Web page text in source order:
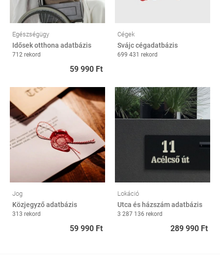
Egészségügy
Idősek otthona adatbázis
712 rekord
59 990 Ft
Cégek
Svájc cégadatbázis
699 431 rekord
Jog
Közjegyző adatbázis
313 rekord
59 990 Ft
Lokáció
Utca és házszám adatbázis
3 287 136 rekord
289 990 Ft